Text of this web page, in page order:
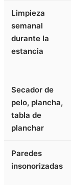
Limpieza
semanal
durante la
estancia
Secador de
pelo, plancha,
tabla de
planchar
Paredes
insonorizadas